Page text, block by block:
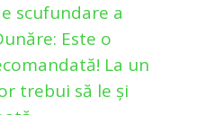
scufundare a
Este o
La un
trebui să le și